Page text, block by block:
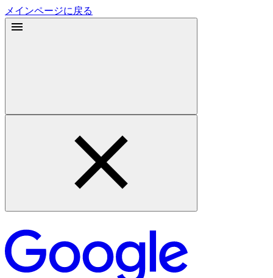
メインページに戻る